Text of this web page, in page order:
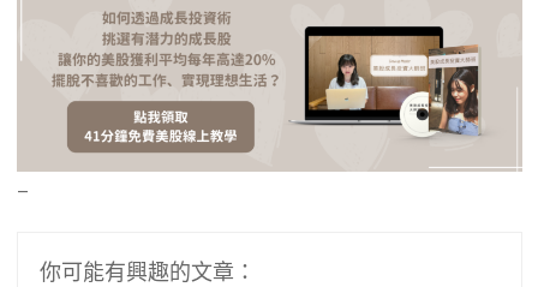
–
你可能有興趣的文章：